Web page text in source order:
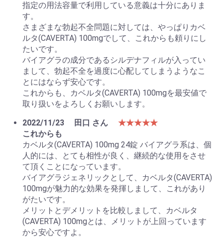
指定の用法容量で利用している意義は十分にありま
す。
さまざまな勃起不全問題に対しては、やっぱりカベ
ルタ(CAVERTA) 100mgでして、これからも頼りにし
たいです。
バイアグラの成分であるシルデナフィルが入ってい
まして、勃起不全を過度に心配してしまうようなこ
とにはならず安心です。
これからも、カベルタ(CAVERTA) 100mgを最安値で
取り扱いをよろしくお願いします。
2022/11/23
田口 さん
★★★★★
これからも
カベルタ(CAVERTA) 100mg 24錠 バイアグラ系は、個
人的には、とても相性が良く、継続的な使用をさせ
て頂くことになっています。
バイアグラジェネリックとして、カベルタ(CAVERTA)
100mgが魅力的な効果を発揮しまして、これがあり
がたいです。
メリットとデメリットを比較しまして、カベルタ
(CAVERTA) 100mgとは、メリットが上回っています
から安心ですよ。